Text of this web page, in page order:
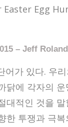
Egg
– Jeff Roland
어가 있다. 우
닭에 각자의
대적인 것을
한 투쟁과 극